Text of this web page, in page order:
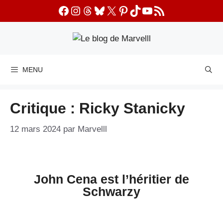
Facebook
Instagram
Threads
Bluesky
X Pinterest
TikTok
YouTube
Flux RSS
MENU
Critique : Ricky Stanicky
12 mars 2024 par Marvelll
John Cena est l’héritier de
Schwarzy